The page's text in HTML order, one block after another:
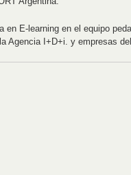
E-learning en el equipo
Agencia I+D+i. y empresas